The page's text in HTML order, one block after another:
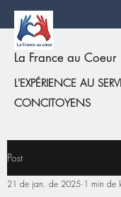
La France au Coeur
L'EXPÉRIENCE AU
CONCITOYENS
Post
21 de jan. de 2025 1 min de